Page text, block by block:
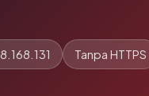
Tanpa HTTPS